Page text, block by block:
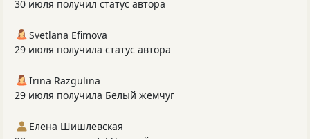
30 июля получил статус автора
Svetlana Efimova
29 июля получила статус автора
Irina Razgulina
29 июля получила Белый жемчуг
Елена Шишлевская